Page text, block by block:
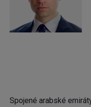
Spojené arabské